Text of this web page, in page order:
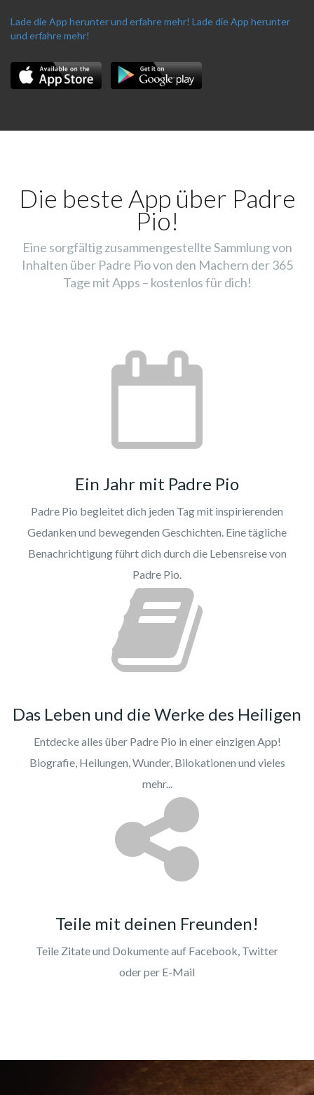
Lade die App herunter und erfahre mehr! Lade die App herunter
und erfahre mehr!
Die beste App über Padre
Pio!
Eine sorgfältig zusammengestellte Sammlung von
Inhalten über Padre Pio von den Machern der 365
Tage mit Apps – kostenlos für dich!
Ein Jahr mit Padre Pio
Padre Pio begleitet dich jeden Tag mit inspirierenden
Gedanken und bewegenden Geschichten. Eine tägliche
Benachrichtigung führt dich durch die Lebensreise von
Padre Pio.
Das Leben und die Werke des Heiligen
Entdecke alles über Padre Pio in einer einzigen App!
Biografie, Heilungen, Wunder, Bilokationen und vieles
mehr...
Teile mit deinen Freunden!
Teile Zitate und Dokumente auf Facebook, Twitter
oder per E-Mail